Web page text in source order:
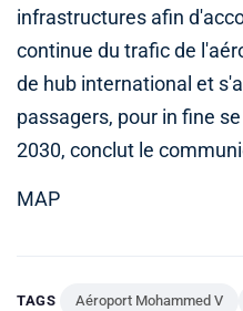
infrastructures afin
continue du trafic de
de hub international et
passagers, pour in fine
2030, conclut le
MAP
TAGS Aéroport Mohammed V